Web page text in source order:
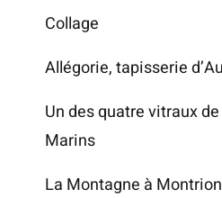
Collage
Allégorie, tapisserie
Un des quatre vitraux
Marins
La Montagne à